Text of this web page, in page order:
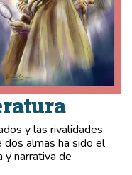
y las rivalidades
dos almas ha sido el
y narrativa de